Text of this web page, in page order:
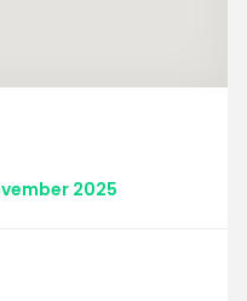
2025